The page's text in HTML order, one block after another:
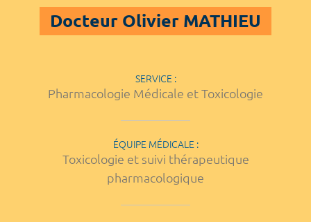
Docteur Olivier MATHIEU
SERVICE :
Pharmacologie Médicale et Toxicologie
ÉQUIPE MÉDICALE :
Toxicologie et suivi thérapeutique
pharmacologique